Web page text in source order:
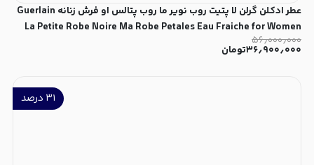
عطر ادکلن گرلن لا پتیت روب نویر ما روب پتالس او فرش زنانه Guerlain
La Petite Robe Noire Ma Robe Petales Eau Fraiche for Women
۵۶٫۰۰۰٫۰۰۰
۳۶٫۹۰۰٫۰۰۰تومان
۳۱ درصد